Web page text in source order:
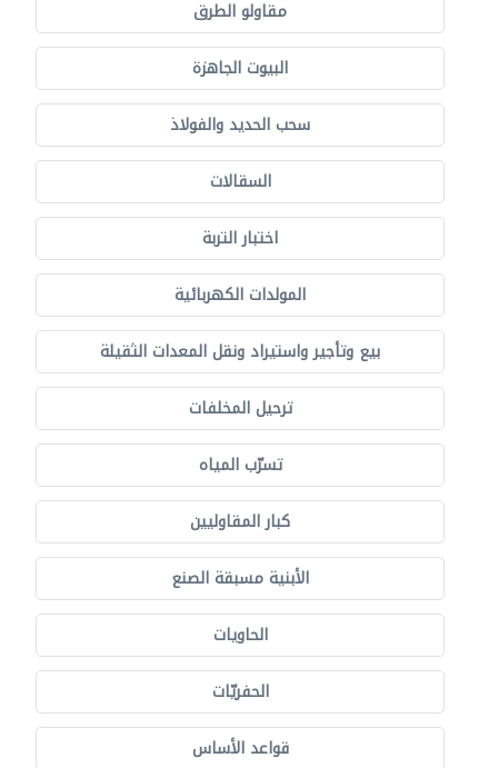
مقاولو الطرق
البيوت الجاهزة
سحب الحديد والفولاذ
السقالات
اختبار التربة
المولدات الكهربائية
بيع وتأجير واستيراد ونقل المعدات الثقيلة
ترحيل المخلفات
تسرّب المياه
كبار المقاوليين
الأبنية مسبقة الصنع
الحاويات
الحفريّات
قواعد الأساس